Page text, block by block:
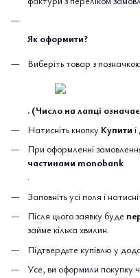
Як оформити?
Виберіть товар з
. (Число на лапці означає
Натисніть кнопку Купити
При оформленні
частинами monobank
.
Заповніть усі поля і
Після цього заявку буде
займе кілька хвилин.
Підтвердьте купівлю у
Усе, ви оформили покупку